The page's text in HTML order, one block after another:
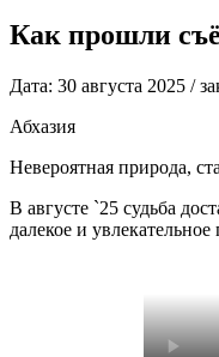
Как прошли
Дата: 30 августа 2025 /
Абхазия
Невероятная природа,
В августе `25 судьба
далекое и